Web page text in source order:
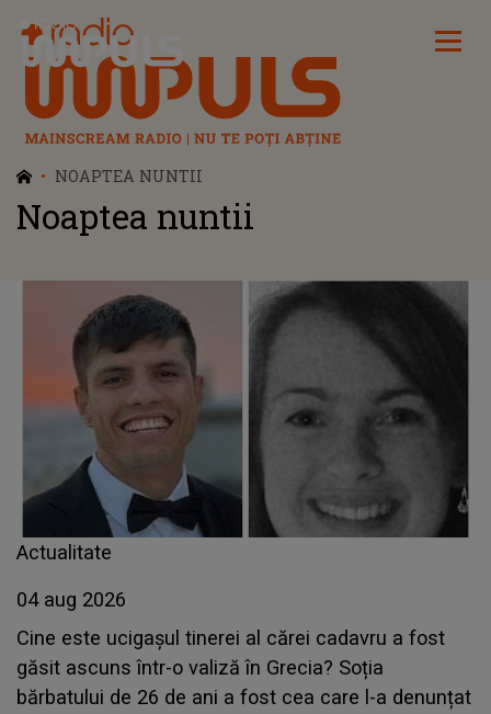
Radio Impuls
NOAPTEA NUNTII
Noaptea nuntii
Actualitate
04 aug 2026
Cine este ucigașul tinerei al cărei cadavru a fost
găsit ascuns într-o valiză în Grecia? Soția
bărbatului de 26 de ani a fost cea care l-a denunțat